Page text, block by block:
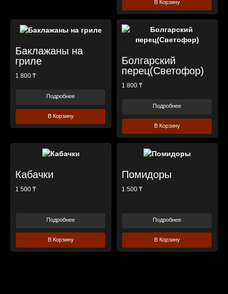
В Корзину
Баклажаны на
гриле
1 800 ₸
Подробнее
В Корзину
Болгарский
перец(Светофор)
1 800 ₸
Подробнее
В Корзину
Кабачки
1 500 ₸
Подробнее
В Корзину
Помидоры
1 500 ₸
Подробнее
В Корзину